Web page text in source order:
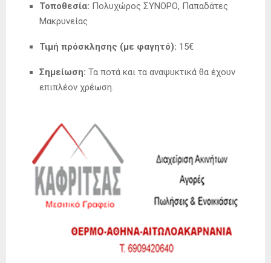
Τοποθεσία: Πολυχώρος ΣΥΝΟΡΟ, Παπαδάτες
Μακρυνείας
Τιμή πρόσκλησης (με φαγητό): 15€
Σημείωση: Τα ποτά και τα αναψυκτικά θα έχουν
επιπλέον χρέωση.